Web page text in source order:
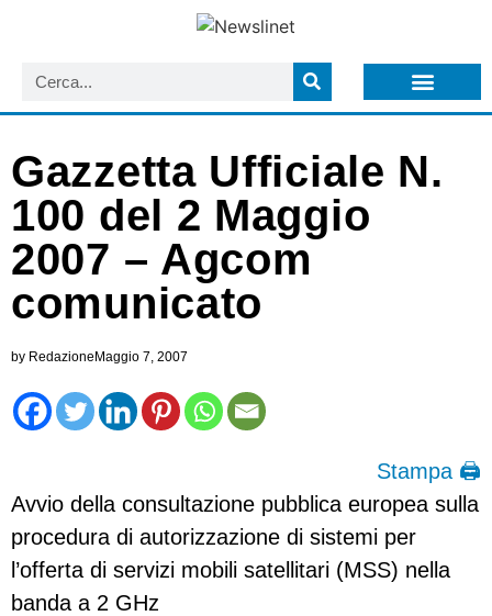
Gazzetta Ufficiale N.
100 del 2 Maggio
2007 – Agcom
comunicato
by RedazioneMaggio 7, 2007
Stampa 🖨
Avvio della consultazione pubblica europea sulla
procedura di autorizzazione di sistemi per
l’offerta di servizi mobili satellitari (MSS) nella
banda a 2 GHz